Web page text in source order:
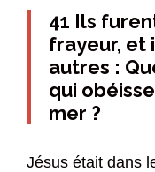
41 Ils
frayeur, et
autres :
qui
mer ?
Jésus était dans